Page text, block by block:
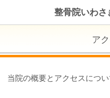
整骨院いわさ
ア
当院の概要とアクセスについ